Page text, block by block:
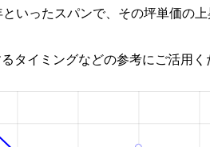
いったスパンで、その坪単価の
タイミングなどの参考にご活用く